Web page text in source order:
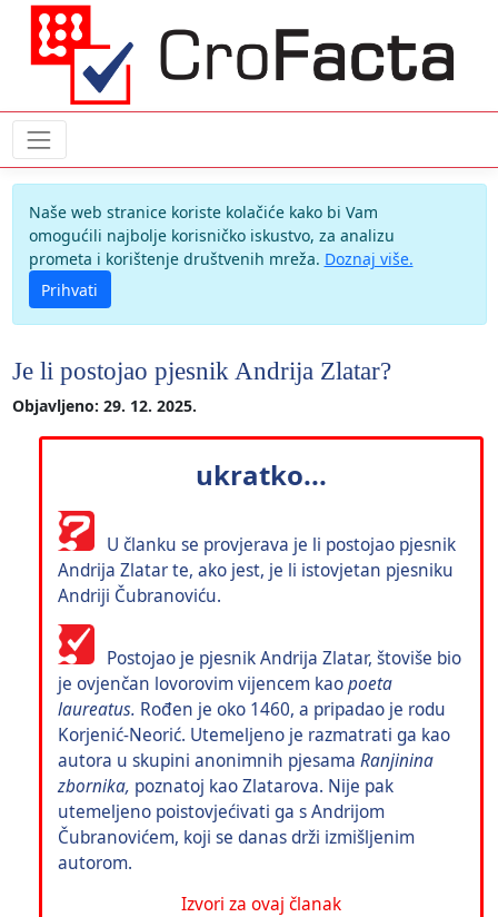
Naše web stranice koriste kolačiće kako bi Vam
omogućili najbolje korisničko iskustvo, za analizu
prometa i korištenje društvenih mreža. Doznaj više.
Prihvati
Je li postojao pjesnik Andrija Zlatar?
Objavljeno: 29. 12. 2025.
ukratko...
U članku se provjerava je li postojao pjesnik
Andrija Zlatar te, ako jest, je li istovjetan pjesniku
Andriji Čubranoviću.
Postojao je pjesnik Andrija Zlatar, štoviše bio
je ovjenčan lovorovim vijencem kaopoeta
laureatus. Rođen je oko 1460, a pripadao je rodu
Korjenić-Neorić. Utemeljeno je razmatrati ga kao
autora u skupini anonimnih pjesama Ranjinina
zbornika, poznatoj kao Zlatarova. Nije pak
utemeljeno poistovjećivati ga s Andrijom
Čubranovićem, koji se danas drži izmišljenim
autorom.
Izvori za ovaj članak